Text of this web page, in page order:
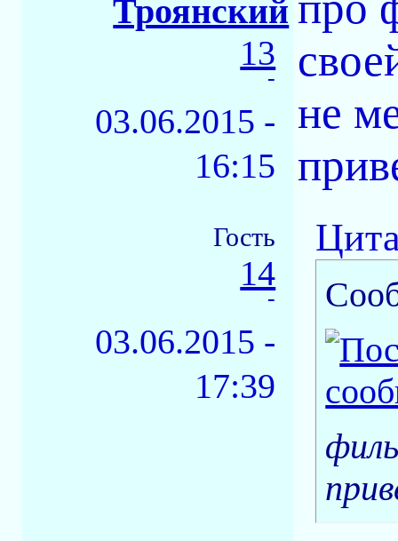
Троянский
13
-
03.06.2015 -
16:15
не
Гость
14
-
03.06.2015 -
17:39